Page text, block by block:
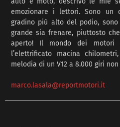
emozionare i lettori. Sono un
gradino più alto del podio,
grande sia frenare, piuttosto
aperto! Il mondo dei motori
l’elettrificato macina
melodia di un V12 a 8.000 giri
marco.lasala@reportmotori.it